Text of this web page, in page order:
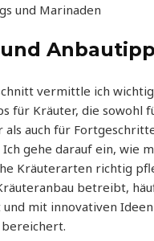
und Marinaden
vermittle ich
für Kräuter, die sowohl
auch für
gehe darauf ein, wie
Kräuterarten richtig
betreibt,
mit innovativen